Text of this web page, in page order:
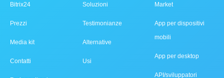
Bitrix24
Prezzi
Media kit
Contatti
Soluzioni
Testimonianze
Alternative
Usi
Market
App per dispositivi
mobili
App per desktop
API/sviluppatori